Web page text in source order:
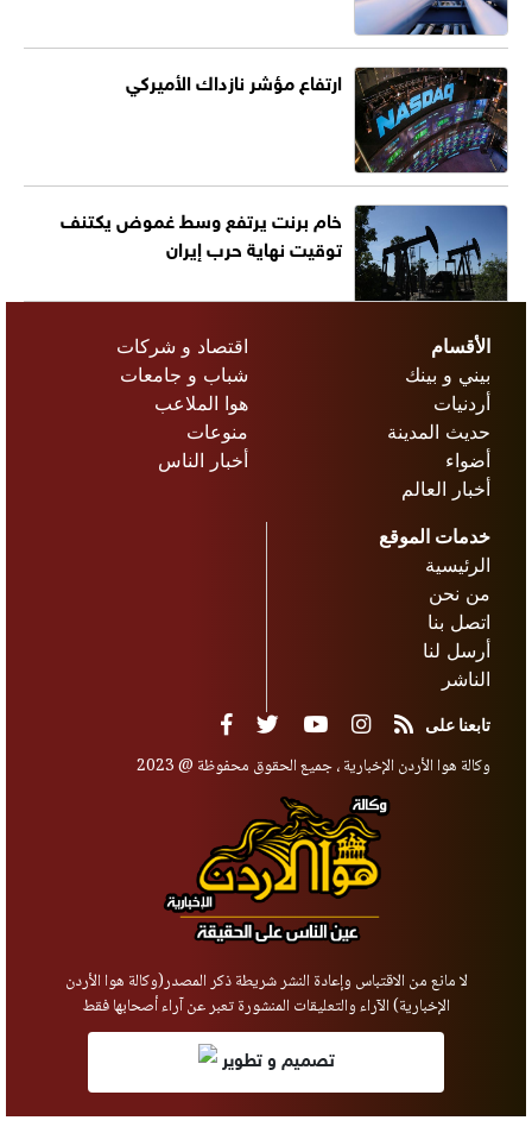
ارتفاع مؤشر نازداك الأميركي
خام برنت يرتفع وسط غموض يكتنف
توقيت نهاية حرب إيران
الأقسام
بيني و بينك
أردنيات
حديث المدينة
أضواء
أخبار العالم
اقتصاد و شركات
شباب و جامعات
هوا الملاعب
منوعات
أخبار الناس
خدمات الموقع
الرئيسية
من نحن
اتصل بنا
أرسل لنا
الناشر
تابعنا على
وكالة هوا الأردن الإخبارية ، جميع الحقوق محفوظة @ 2023
لا مانع من الاقتباس وإعادة النشر شريطة ذكر المصدر(وكالة هوا الأردن
الإخبارية) الآراء والتعليقات المنشورة تعبر عن آراء أصحابها فقط
تصميم و تطوير